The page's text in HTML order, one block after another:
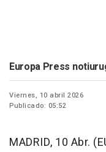
Europa Press
Viernes, 10 abril 2026
Publicado: 05:52
MADRID, 10 Abr.